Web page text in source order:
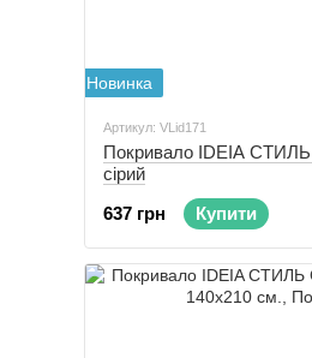
Новинка
Артикул: VLid171
Покривало IDEIA
сірий
637 грн
Купити